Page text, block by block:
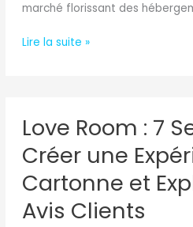
marché florissant des
2
Lire la suite »
Love Room : 7
Créer une
Cartonne et
Avis Clients
Room
7
Secrets
pour
Créer